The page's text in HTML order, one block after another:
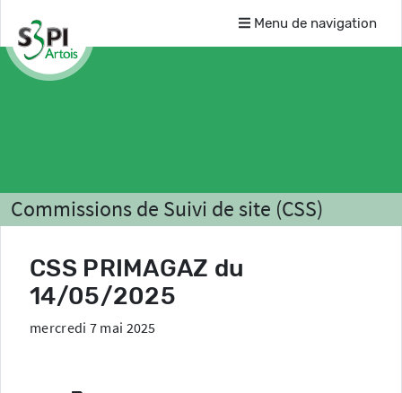
Menu de navigation
Commissions de Suivi de site (CSS)
CSS PRIMAGAZ du
14/05/2025
mercredi 7 mai 2025